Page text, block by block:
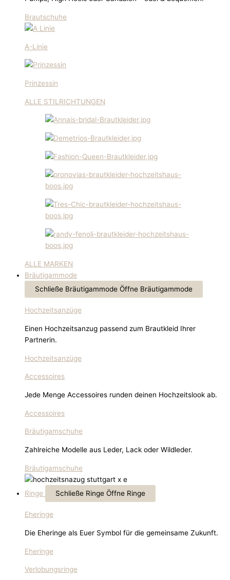
Brautschuhe
A-Linie
Prinzessin
ALLE STILRICHTUNGEN
ALLE MARKEN
Bräutigammode
Schließe Bräutigammode Öffne Bräutigammode
Hochzeitsanzüge
Einen Hochzeitsanzug passend zum Brautkleid Ihrer
Partnerin.
Hochzeitsanzüge
Accessoires
Jede Menge Accessoires runden deinen Hochzeitslook ab.
Accessoires
Bräutigamschuhe
Zahlreiche Modelle aus Leder, Lack oder Wildleder.
Bräutigamschuhe
Ringe Schließe Ringe Öffne Ringe
Eheringe
Die Eheringe als Euer Symbol für die gemeinsame Zukunft.
Eheringe
Verlobungsringe